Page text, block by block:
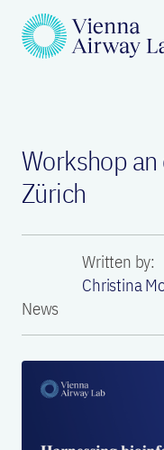
Workshop
Zürich
Written by:
Christina
News